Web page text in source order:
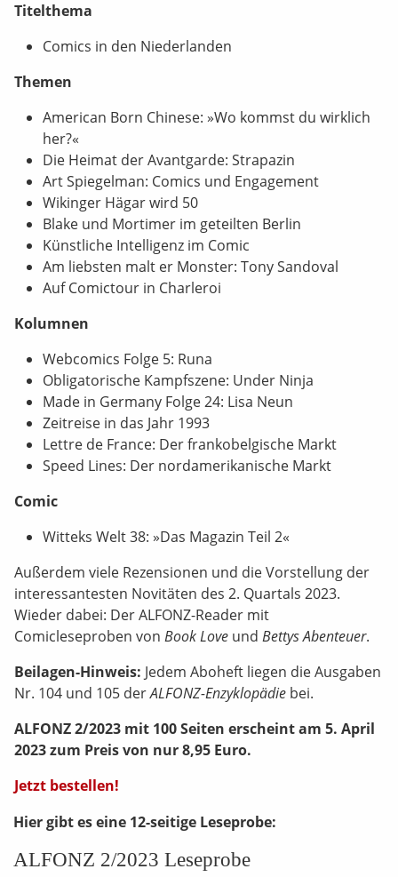
Titelthema
Comics in den Niederlanden
Themen
American Born Chinese: »Wo kommst du wirklich
her?«
Die Heimat der Avantgarde: Strapazin
Art Spiegelman: Comics und Engagement
Wikinger Hägar wird 50
Blake und Mortimer im geteilten Berlin
Künstliche Intelligenz im Comic
Am liebsten malt er Monster: Tony Sandoval
Auf Comictour in Charleroi
Kolumnen
Webcomics Folge 5: Runa
Obligatorische Kampfszene: Under Ninja
Made in Germany Folge 24: Lisa Neun
Zeitreise in das Jahr 1993
Lettre de France: Der frankobelgische Markt
Speed Lines: Der nordamerikanische Markt
Comic
Witteks Welt 38: »Das Magazin Teil 2«
Außerdem viele Rezensionen und die Vorstellung der
interessantesten Novitäten des 2. Quartals 2023.
Wieder dabei: Der ALFONZ-Reader mit
Comicleseproben von Book Love und Bettys Abenteuer.
Beilagen-Hinweis: Jedem Aboheft liegen die Ausgaben
Nr. 104 und 105 derALFONZ-Enzyklopädie bei.
ALFONZ 2/2023 mit 100 Seiten erscheint am 5. April
2023 zum Preis von nur 8,95 Euro.
Jetzt bestellen!
Hier gibt es eine 12-seitige Leseprobe:
ALFONZ 2/2023 Leseprobe